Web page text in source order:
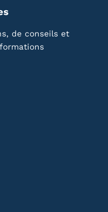
de conseils et